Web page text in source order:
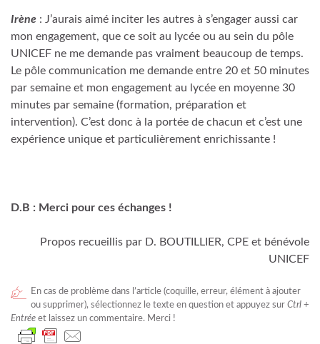
Irène : J’aurais aimé inciter les autres à s’engager aussi car
mon engagement, que ce soit au lycée ou au sein du pôle
UNICEF ne me demande pas vraiment beaucoup de temps.
Le pôle communication me demande entre 20 et 50 minutes
par semaine et mon engagement au lycée en moyenne 30
minutes par semaine (formation, préparation et
intervention). C’est donc à la portée de chacun et c’est une
expérience unique et particulièrement enrichissante !
D.B : Merci pour ces échanges !
Propos recueillis par D. BOUTILLIER, CPE et bénévole
UNICEF
En cas de problème dans l’article (coquille, erreur, élément à ajouter
ou supprimer), sélectionnez le texte en question et appuyez sur Ctrl +
Entrée et laissez un commentaire. Merci !